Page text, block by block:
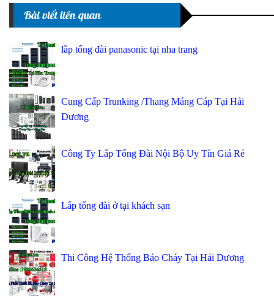
Bài viết liên quan
lắp tổng đài panasonic tại nha trang
Cung Cấp Trunking /Thang Máng Cáp Tại Hải
Dương
Công Ty Lắp Tổng Đài Nội Bộ Uy Tín Giá Rẻ
Lắp tổng đài ở tại khách sạn
Thi Công Hệ Thống Báo Cháy Tại Hải Dương